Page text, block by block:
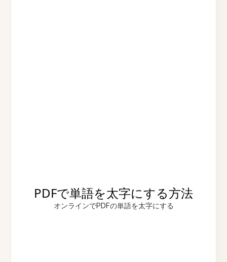
PDFで単語を太字にする方法
オンラインでPDFの単語を太字にする